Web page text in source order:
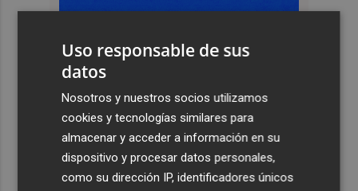
Uso responsable de sus
datos
Nosotros y nuestros socios utilizamos
cookies y tecnologías similares para
almacenar y acceder a información en su
dispositivo y procesar datos personales,
como su dirección IP, identificadores únicos